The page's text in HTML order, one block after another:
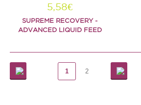
5,58€
SUPREME RECOVERY -
ADVANCED LIQUID FEED
1 2